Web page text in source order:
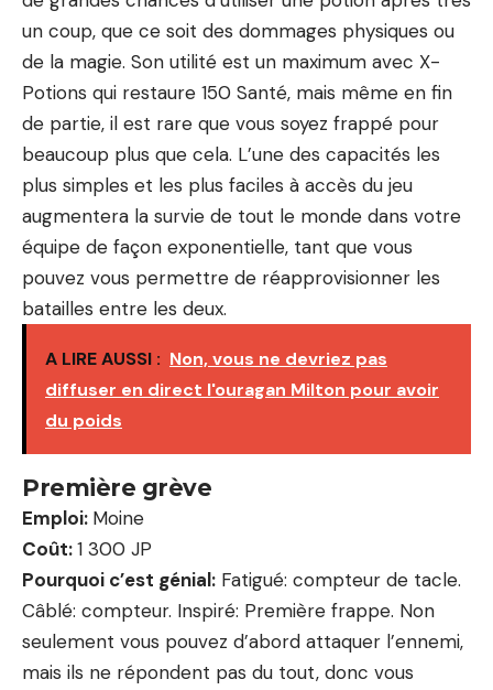
un coup, que ce soit des dommages physiques ou
de la magie. Son utilité est un maximum avec X-
Potions qui restaure 150 Santé, mais même en fin
de partie, il est rare que vous soyez frappé pour
beaucoup plus que cela. L’une des capacités les
plus simples et les plus faciles à accès du jeu
augmentera la survie de tout le monde dans votre
équipe de façon exponentielle, tant que vous
pouvez vous permettre de réapprovisionner les
batailles entre les deux.
A LIRE AUSSI : Non, vous ne devriez pas
diffuser en direct l'ouragan Milton pour avoir
du poids
Première grève
Emploi: Moine
Coût:1 300 JP
Pourquoi c’est génial: Fatigué: compteur de tacle.
Câblé: compteur. Inspiré: Première frappe. Non
seulement vous pouvez d’abord attaquer l’ennemi,
mais ils ne répondent pas du tout, donc vous